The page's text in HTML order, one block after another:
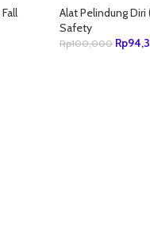
Fall
Alat Pelindung Diri
Safety
Rp100,000 Rp